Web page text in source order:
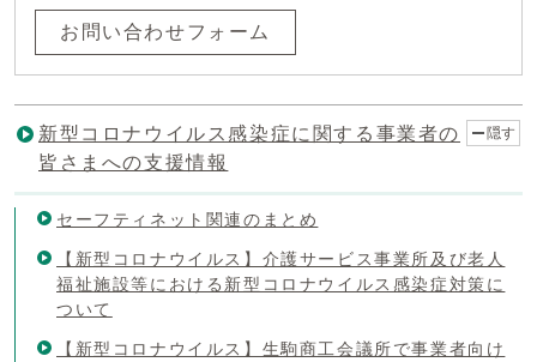
お問い合わせフォーム
新型コロナウイルス感染症に関する事業者の
皆さまへの支援情報
隠す
セーフティネット関連のまとめ
【新型コロナウイルス】介護サービス事業所及び老人
福祉施設等における新型コロナウイルス感染症対策に
ついて
【新型コロナウイルス】生駒商工会議所で事業者向け